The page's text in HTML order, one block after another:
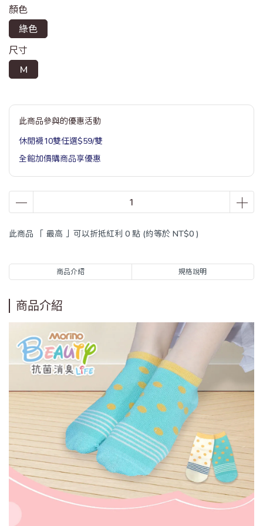
顏色
綠色
尺寸
M
此商品參與的優惠活動
休閒襪10雙任選$59/雙
全館加價購商品享優惠
此商品 「 最高 」可以折抵紅利 0 點 (約等於 NT$0 )
商品介紹 規格說明
商品介紹